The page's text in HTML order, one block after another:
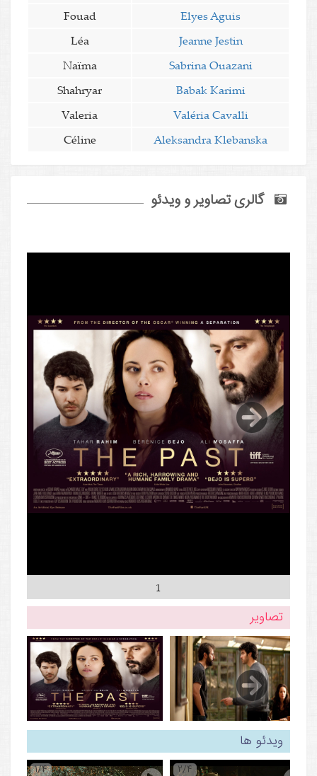
Elyes Aguis
Fouad
Jeanne Jestin
Léa
Sabrina Ouazani
Naïma
Babak Karimi
Shahryar
Valéria Cavalli
Valeria
Aleksandra Klebanska
Céline
گالری تصاویر و ویدئو
1
تصاویر
ویدئو ها
1/4 2/4